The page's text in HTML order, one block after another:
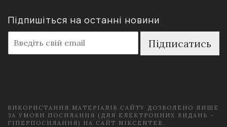
Підпишіться на останні новини
m
a
Підписатись
ВИКОРИСТАННЯ МАТЕРІАЛІВ САЙТУ ДОЗВОЛЕНО ЛИШЕ
ЗА УМОВИ ПОСИЛАННЯ (ДЛЯ ЕЛЕКТРОННИХ ВИДАНЬ -
ГІПЕРПОСИЛАННЯ) НА САЙТ NIKCENTER.